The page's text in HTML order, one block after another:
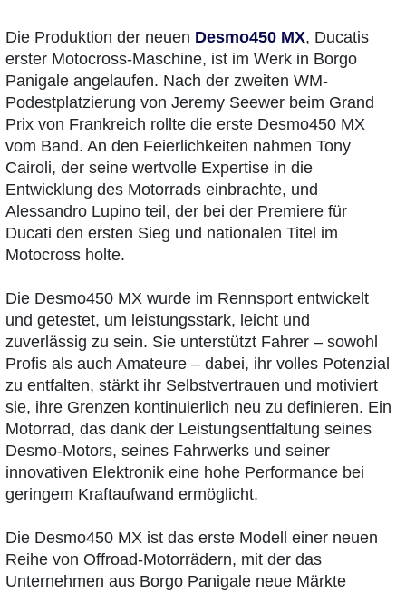
Die Produktion der neuen Desmo450 MX, Ducatis
erster Motocross-Maschine, ist im Werk in Borgo
Panigale angelaufen. Nach der zweiten WM-
Podestplatzierung von Jeremy Seewer beim Grand
Prix von Frankreich rollte die erste Desmo450 MX
vom Band. An den Feierlichkeiten nahmen Tony
Cairoli, der seine wertvolle Expertise in die
Entwicklung des Motorrads einbrachte, und
Alessandro Lupino teil, der bei der Premiere für
Ducati den ersten Sieg und nationalen Titel im
Motocross holte.
Die Desmo450 MX wurde im Rennsport entwickelt
und getestet, um leistungsstark, leicht und
zuverlässig zu sein. Sie unterstützt Fahrer – sowohl
Profis als auch Amateure – dabei, ihr volles Potenzial
zu entfalten, stärkt ihr Selbstvertrauen und motiviert
sie, ihre Grenzen kontinuierlich neu zu definieren. Ein
Motorrad, das dank der Leistungsentfaltung seines
Desmo-Motors, seines Fahrwerks und seiner
innovativen Elektronik eine hohe Performance bei
geringem Kraftaufwand ermöglicht.
Die Desmo450 MX ist das erste Modell einer neuen
Reihe von Offroad-Motorrädern, mit der das
Unternehmen aus Borgo Panigale neue Märkte